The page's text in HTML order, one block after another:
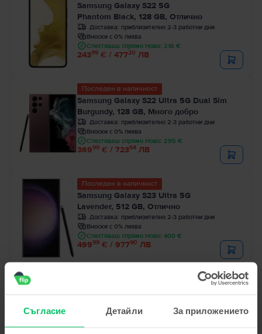
Съгласие Детайли За приложението
Samsung Galaxy S22 5G
Phantom Black, 128 GB, Отлично
Доставка: приблизително 2-3 работни дни
Вноски с 0% лихва
Спестяваш спрямо Ново: 216 €
24399 € / 47720 ЛВ
Последен в наличност
Samsung Galaxy S22 Ultra 5G Dual Sim
Burgundy, 128 GB, Много добро
Доставка: приблизително 2-3 работни дни
Вноски с 0% лихва
Спестяваш спрямо Ново: 295 €
36999 € / 72364 ЛВ
Последен в наличност
Samsung Galaxy S23 Ultra 5G
Lavender, 512 GB, Отлично
Доставка: приблизително 2-3 работни дни
Вноски с 0% лихва
Спестяваш спрямо Ново: 400 €
49999 € / 97790 ЛВ